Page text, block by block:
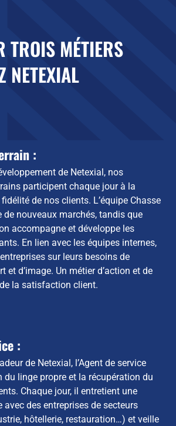
TROIS MÉTIERS
NETEXIAL
:
de Netexial, nos
participent chaque jour à la
de nos clients. L’équipe Chasse
de nouveaux marchés, tandis que
accompagne et développe les
En lien avec les équipes internes,
sur leurs besoins de
et d’image. Un métier d’action et de
la satisfaction client.
:
de Netexial, l’Agent de service
du linge propre et la récupération du
Chaque jour, il entretient une
avec des entreprises de secteurs
hôtellerie, restauration…) et veille